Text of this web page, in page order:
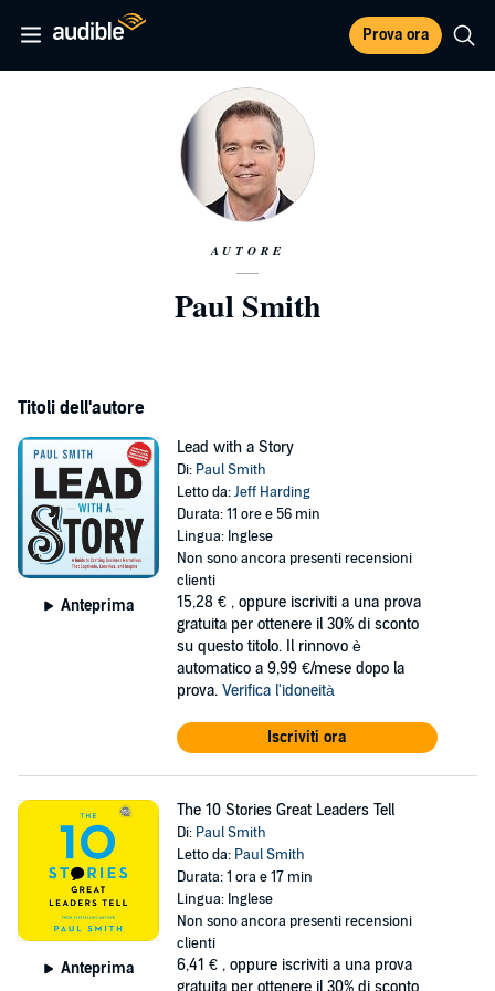
Prova ora
AUTORE
Paul Smith
Titoli dell'autore
Anteprima
Lead with a Story
Di: Paul Smith
Letto da:Jeff Harding
Durata: 11 ore e 56 min
Lingua: Inglese
Non sono ancora presenti recensioni
clienti
15,28 € , oppure iscriviti a una prova
gratuita per ottenere il 30% di sconto
su questo titolo. Il rinnovo è
automatico a 9,99 €/mese dopo la
prova. Verifica l'idoneità
Iscriviti ora
Anteprima
The 10 Stories Great Leaders Tell
Di: Paul Smith
Letto da: Paul Smith
Durata: 1 ora e 17 min
Lingua: Inglese
Non sono ancora presenti recensioni
clienti
6,41 € , oppure iscriviti a una prova
gratuita per ottenere il 30% di sconto